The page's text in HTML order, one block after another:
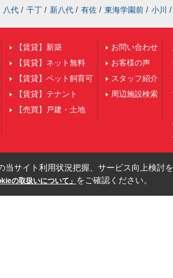
八代 / 千丁 / 新八代 / 有佐 / 東海学園前 / 小川 /
【賃貸】新築
【賃貸】ネット無料
【賃貸】ペット飼育可
【賃貸】テナント
【売買】戸建・土地
お問い合わせ
お客様の声
スタッフ紹介
周辺施設検索
当サイト利用状況把握、サービス向上検討
の取扱いについて」 をご確認ください。